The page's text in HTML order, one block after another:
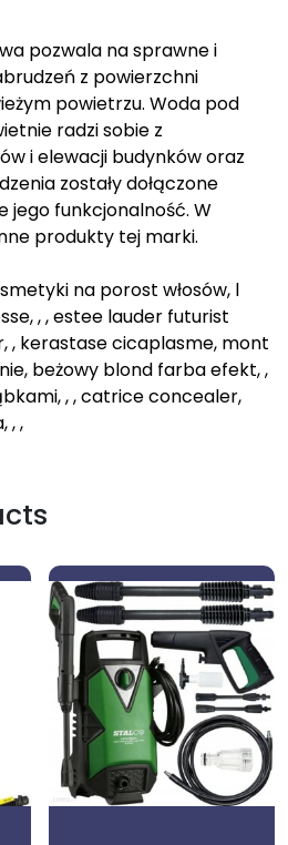
pozwala na sprawne i
z powierzchni
powietrzu. Woda pod
radzi sobie z
i elewacji budynków oraz
zostały dołączone
jego funkcjonalność. W
produkty tej marki.
na porost włosów, l
, , estee lauder futurist
, kerastase cicaplasme, mont
beżowy blond farba efekt, ,
, , catrice concealer,
, ,